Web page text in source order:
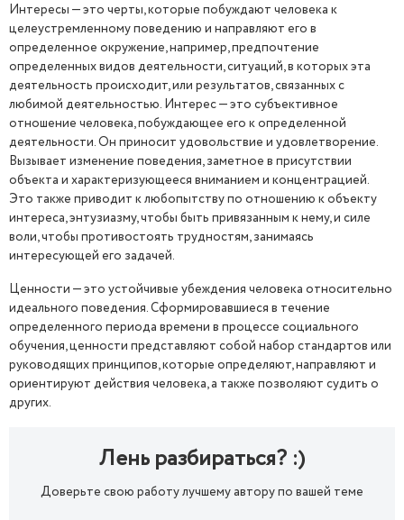
Интересы — это черты, которые побуждают человека к
целеустремленному поведению и направляют его в
определенное окружение, например, предпочтение
определенных видов деятельности, ситуаций, в которых эта
деятельность происходит, или результатов, связанных с
любимой деятельностью. Интерес — это субъективное
отношение человека, побуждающее его к определенной
деятельности. Он приносит удовольствие и удовлетворение.
Вызывает изменение поведения, заметное в присутствии
объекта и характеризующееся вниманием и концентрацией.
Это также приводит к любопытству по отношению к объекту
интереса, энтузиазму, чтобы быть привязанным к нему, и силе
воли, чтобы противостоять трудностям, занимаясь
интересующей его задачей.
Ценности — это устойчивые убеждения человека относительно
идеального поведения. Сформировавшиеся в течение
определенного периода времени в процессе социального
обучения, ценности представляют собой набор стандартов или
руководящих принципов, которые определяют, направляют и
ориентируют действия человека, а также позволяют судить о
других.
Лень разбираться? :)
Доверьте свою работу лучшему автору по вашей теме